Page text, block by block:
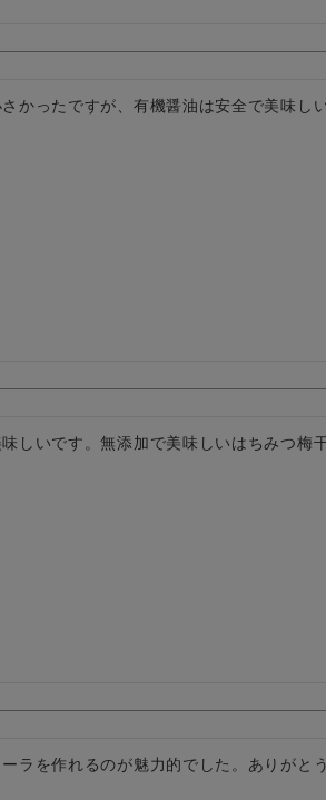
かったですが、有機醤油は安全で美味し
しいです。無添加で美味しいはちみつ梅
ラを作れるのが魅力的でした。ありがと